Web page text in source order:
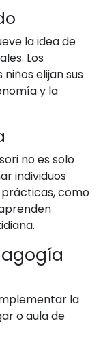
la idea de
Los
elijan sus
y la
no es solo
individuos
como
la
o aula de